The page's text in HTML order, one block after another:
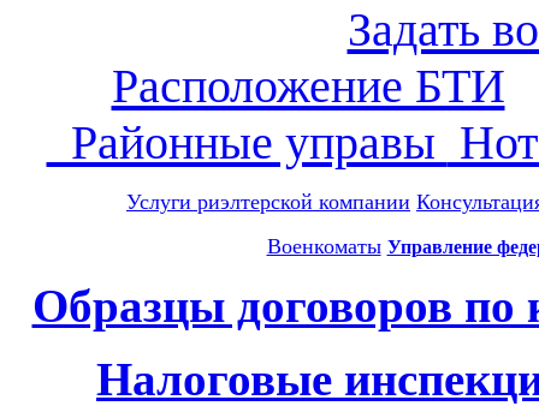
Задать
Расположение БТИ
Районные управы
Услуги риэлтерской компании
Военкоматы Управление
Образцы договоров по
Налоговые